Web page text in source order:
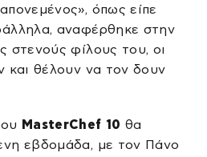
όπως είπε
αναφέρθηκε στην
στενούς φίλους του, οι
και θέλουν να τον δουν
MasterChef 10 θα
εβδομάδα, με τον Πάνο